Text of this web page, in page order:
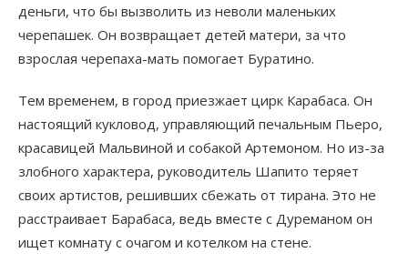
деньги, что бы вызволить из неволи маленьких
черепашек. Он возвращает детей матери, за что
взрослая черепаха-мать помогает Буратино.
Тем временем, в город приезжает цирк Карабаса. Он
настоящий кукловод, управляющий печальным Пьеро,
красавицей Мальвиной и собакой Артемоном. Но из-за
злобного характера, руководитель Шапито теряет
своих артистов, решивших сбежать от тирана. Это не
расстраивает Барабаса, ведь вместе с Дуреманом он
ищет комнату с очагом и котелком на стене.